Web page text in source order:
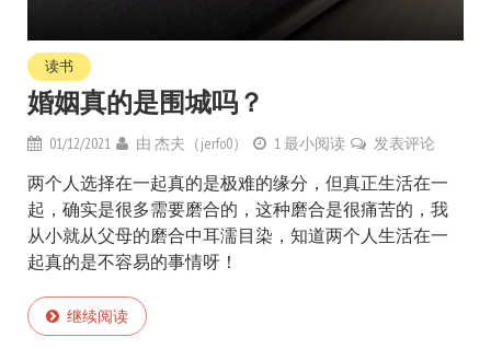
读书
婚姻真的是围城吗？
01/12/2021 由 杰夫（jerfo0） 1 最小阅读 发表评论
两个人选择在一起真的是极难的缘分，但真正生活在一
起，确实是很多需要磨合的，这种磨合是很痛苦的，我
从小就从父母的磨合中耳濡目染，知道两个人生活在一
起真的是不容易的事情呀！
继续阅读